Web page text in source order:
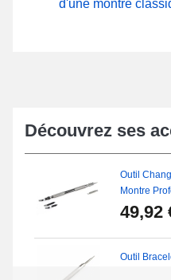
d'une montre
Découvrez ses
Outil
Montre
49,92
Outil